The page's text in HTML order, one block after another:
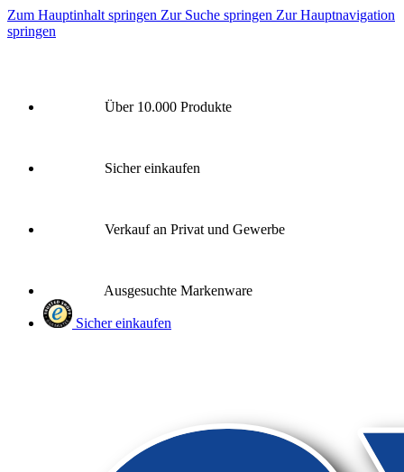
Zum Hauptinhalt springen Zur Suche springen Zur Hauptnavigation
springen
Über 10.000 Produkte
Sicher einkaufen
Verkauf an Privat und Gewerbe
Ausgesuchte Markenware
Sicher einkaufen